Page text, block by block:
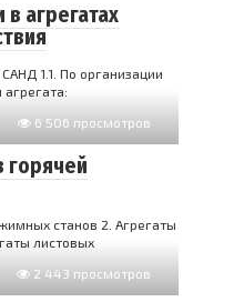
агрегатах
1.1. По организации
агрегата:
6 506 просмотров
горячей
станов 2. Агрегаты
листовых
2 443 просмотров